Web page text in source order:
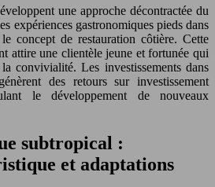
une approche décontractée du
expériences gastronomiques pieds dans
concept de restauration côtière. Cette
attire une clientèle jeune et fortunée qui
convivialité. Les investissements dans
des retours sur investissement
le développement de nouveaux
subtropical :
et adaptations